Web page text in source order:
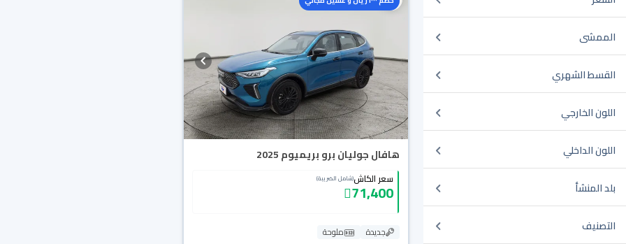
الممشى
القسط الشهري
اللون الخارجي
اللون الداخلي
بلد المنشأ
التصنيف
هافال جوليان برو بريميوم 2025
سعر الكاش(شامل الضريبة)
71,400
جديدة
ملوحة